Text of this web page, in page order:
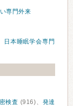
専門外来
日本睡眠学会専門
検査 (916)、 発達